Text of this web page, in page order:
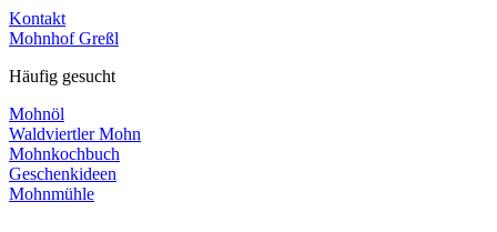
Kontakt
Mohnhof Greßl
Häufig gesucht
Mohnöl
Waldviertler Mohn
Mohnkochbuch
Geschenkideen
Mohnmühle